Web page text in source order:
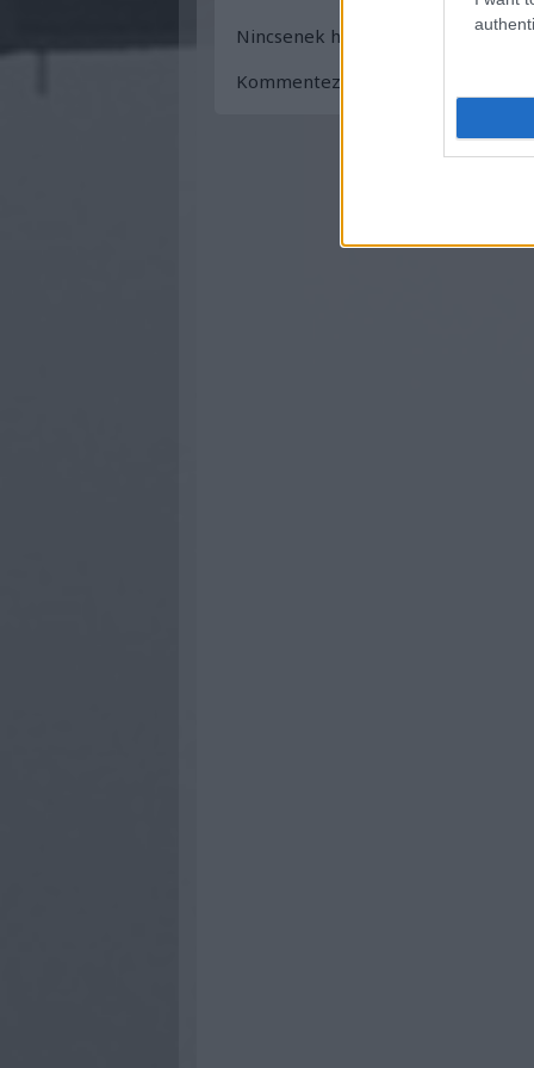
Nincsenek hozzászólások.
Kommentezéshez